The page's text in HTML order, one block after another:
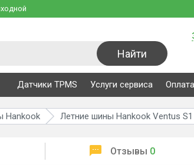
Найти
Датчики TPMS Услуги сервиса
Hankook Летние шины Hankook Ventus
Отзывы 0